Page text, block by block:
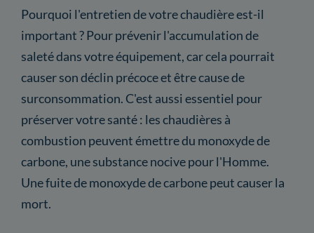
Pourquoi l'entretien de votre chaudière est-il
important ? Pour prévenir l'accumulation de
saleté dans votre équipement, car cela pourrait
causer son déclin précoce et être cause de
surconsommation. C'est aussi essentiel pour
préserver votre santé : les chaudières à
combustion peuvent émettre du monoxyde de
carbone, une substance nocive pour l'Homme.
Une fuite de monoxyde de carbone peut causer la
mort.